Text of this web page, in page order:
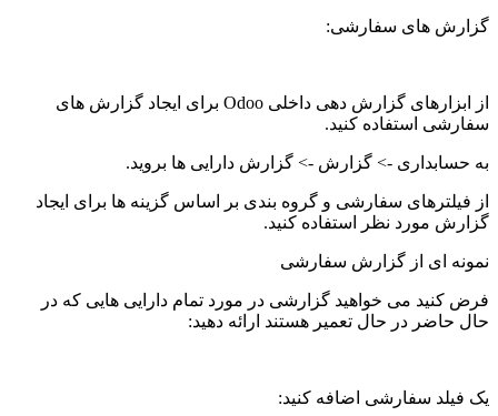
گزارش های سفارشی:
از ابزارهای گزارش دهی داخلی Odoo برای ایجاد گزارش های
سفارشی استفاده کنید.
به حسابداری -> گزارش -> گزارش دارایی ها بروید.
از فیلترهای سفارشی و گروه بندی بر اساس گزینه ها برای ایجاد
گزارش مورد نظر استفاده کنید.
نمونه ای از گزارش سفارشی
فرض کنید می خواهید گزارشی در مورد تمام دارایی هایی که در
حال حاضر در حال تعمیر هستند ارائه دهید:
یک فیلد سفارشی اضافه کنید: